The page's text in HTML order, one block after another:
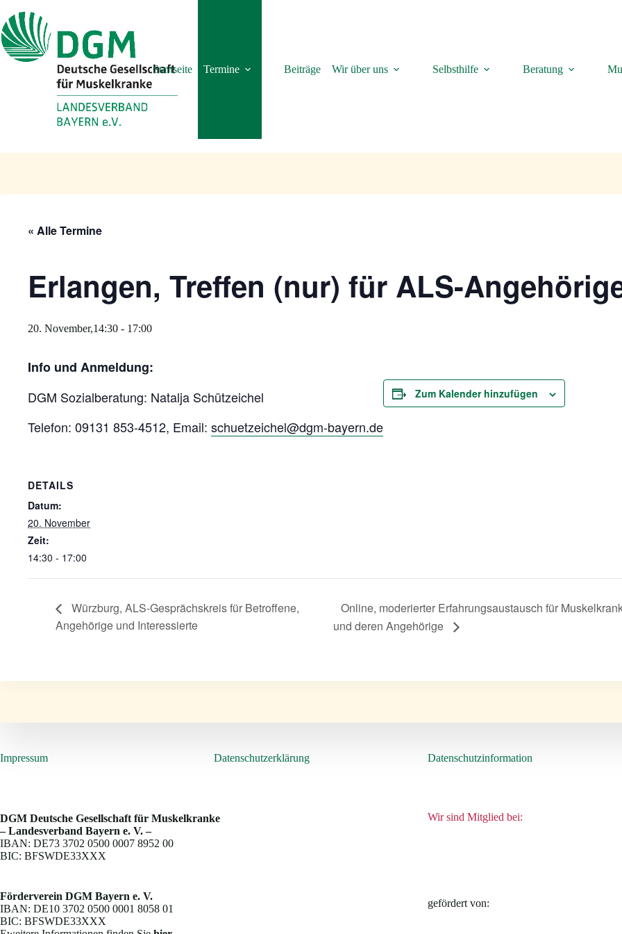
Inhalt
springen
Startseite Termine Beiträge Wir über uns Selbsthilfe Beratung
« Alle Termine
Erlangen, Treffen (nur) für ALS-
20. November,14:30 - 17:00
Info und Anmeldung:
DGM Sozialberatung: Natalja Schützeichel
Telefon: 09131 853-4512, Email: schuetzeichel@dgm-bayern.de
Zum Kalender hinzufügen
DETAILS
Datum:
20. November
Zeit:
14:30 - 17:00
Würzburg, ALS-Gesprächskreis für Betroffene,
Angehörige und Interessierte
Online, moderierter Erfahrungsaustausch für
und deren Angehörige
Impressum Datenschutzerklärung Datenschutzinformation
DGM Deutsche Gesellschaft für Muskelkranke
– Landesverband Bayern e. V. –
IBAN: DE73 3702 0500 0007 8952 00
BIC: BFSWDE33XXX
Förderverein DGM Bayern e. V.
IBAN: DE10 3702 0500 0001 8058 01
BIC: BFSWDE33XXX
Wir sind Mitglied bei:
gefördert von: